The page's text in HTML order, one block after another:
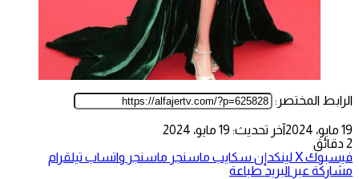
الرابط المختصر:
19 مايو، 2024
آخر تحديث: 19 مايو، 2024
2 دقائق
فيسبوك‫Xلينكدإن سكايب ماسنجر ماسنجر واتساب تيلقرام
مشاركة عبر البريد طباعة